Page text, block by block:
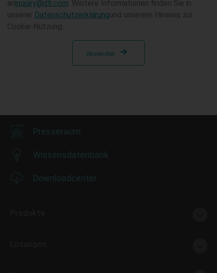
aninquiry@dfi.com . Weitere Informationen finden Sie in
unserer Datenschutzerklärungund unserem Hinweis zur
Cookie-Nutzung.
Absenden
Presseraum
Wissensdatenbank
Downloadcenter